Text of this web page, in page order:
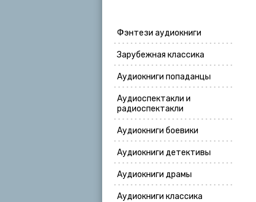
Фэнтези аудиокниги
Зарубежная классика
Аудиокниги попаданцы
Аудиоспектакли и
радиоспектакли
Аудиокниги боевики
Аудиокниги детективы
Аудиокниги драмы
Аудиокниги классика